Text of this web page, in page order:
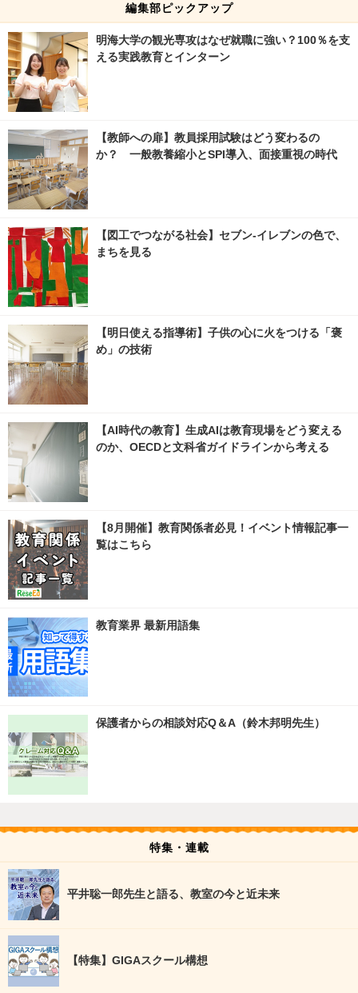
編集部ピックアップ
明海大学の観光専攻はなぜ就職に強い？100％を支
える実践教育とインターン
【教師への扉】教員採用試験はどう変わるの
か？ 一般教養縮小とSPI導入、面接重視の時代
【図工でつながる社会】セブン‐イレブンの色で、
まちを見る
【明日使える指導術】子供の心に火をつける「褒
め」の技術
【AI時代の教育】生成AIは教育現場をどう変える
のか、OECDと文科省ガイドラインから考える
【8月開催】教育関係者必見！イベント情報記事一
覧はこちら
教育業界 最新用語集
保護者からの相談対応Q＆A（鈴木邦明先生）
特集・連載
平井聡一郎先生と語る、教室の今と近未来
【特集】GIGAスクール構想